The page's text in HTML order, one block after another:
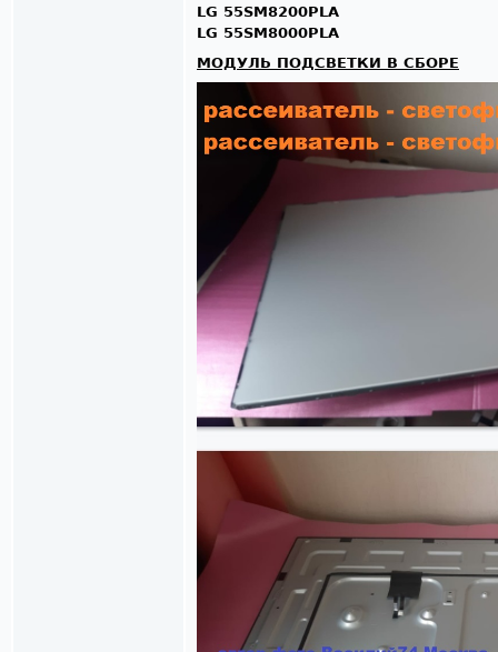
LG 55SM8200PLA
LG 55SM8000PLA
МОДУЛЬ ПОДСВЕТКИ В СБОРЕ